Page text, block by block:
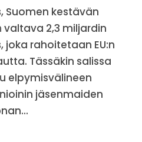
Suomen kestävän
2,3 miljardin
joka rahoitetaan EU:n
Tässäkin salissa
elpymisvälineen
jäsenmaiden